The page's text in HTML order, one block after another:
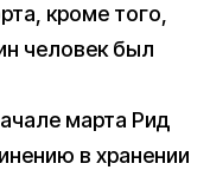
кроме того,
человек был
марта Рид
в хранении